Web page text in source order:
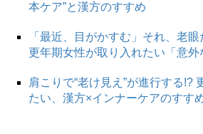
本ケア”と漢方のすすめ
「最近、目がかすむ」それ、老
更年期女性が取り入れたい「意外
肩こりで“老け見え”が進行する!?
たい、漢方×インナーケアのすす